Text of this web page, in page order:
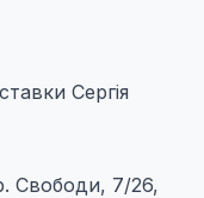
Сергія
Свободи, 7/26,